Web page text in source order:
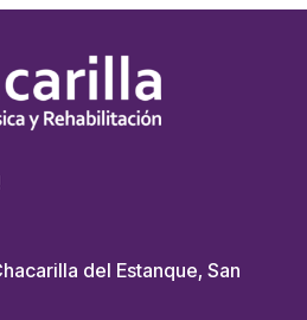
del Estanque, San